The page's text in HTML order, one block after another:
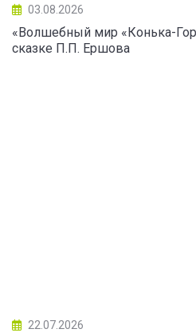
03.08.2026
«Волшебный мир «Конька-
сказке П.П. Ершова
22.07.2026